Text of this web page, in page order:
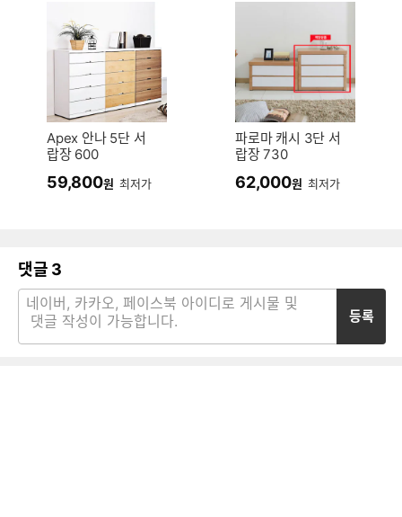
Apex 안나 5단 서
랍장 600
59,800원 최저가
파로마 캐시 3단 서
랍장 730
62,000원 최저가
댓글 3
등록